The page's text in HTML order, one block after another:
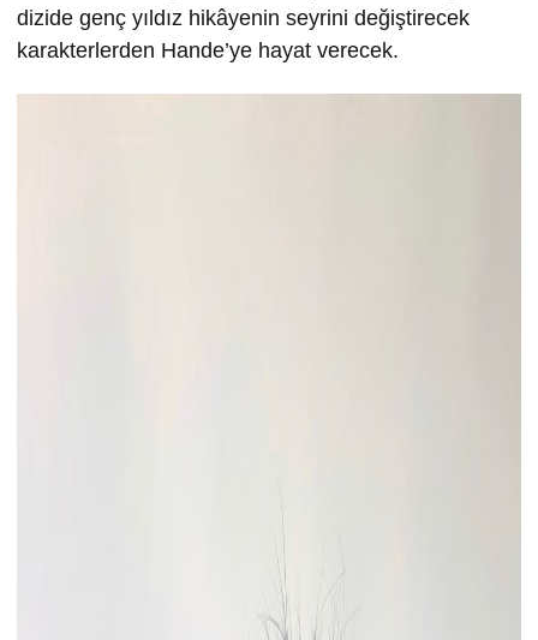
dizide genç yıldız hikâyenin seyrini değiştirecek
karakterlerden Hande’ye hayat verecek.